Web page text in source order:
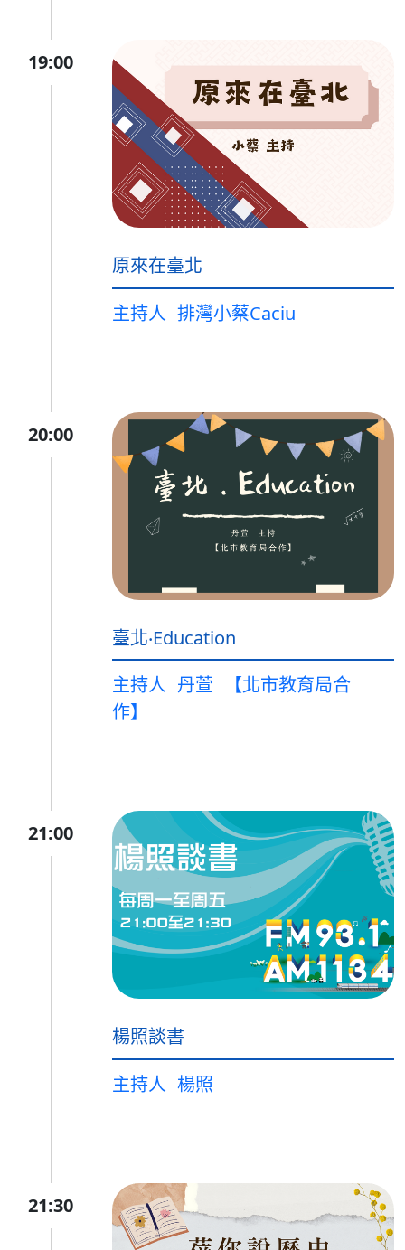
19:00
原來在臺北
主持人 排灣小蔡Caciu
20:00
臺北‧Education
主持人 丹萱
【北市教育局合
作】
21:00
楊照談書
主持人 楊照
21:30